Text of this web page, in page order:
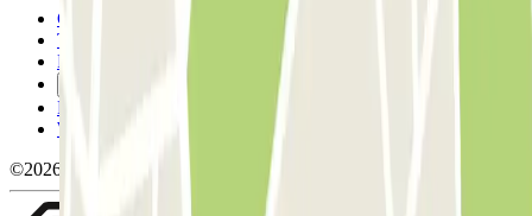
Condizioni contrattuali e di utilizzo
Termini di cancellazione
Politica sui cookies
Politica sulla privacy
Whistleblowing
©2026 Parclick. Tutti i diritti riservati